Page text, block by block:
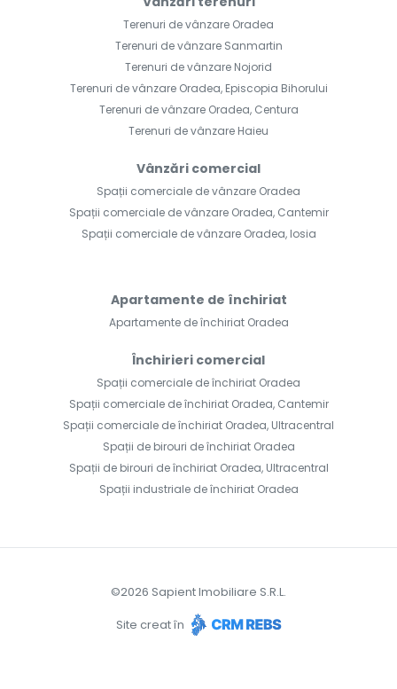
Terenuri de vânzare Oradea
Terenuri de vânzare Sanmartin
Terenuri de vânzare Nojorid
Terenuri de vânzare Oradea, Episcopia Bihorului
Terenuri de vânzare Oradea, Centura
Terenuri de vânzare Haieu
Vânzări comercial
Spații comerciale de vânzare Oradea
Spații comerciale de vânzare Oradea, Cantemir
Spații comerciale de vânzare Oradea, Iosia
Apartamente de închiriat
Apartamente de închiriat Oradea
Închirieri comercial
Spații comerciale de închiriat Oradea
Spații comerciale de închiriat Oradea, Cantemir
Spații comerciale de închiriat Oradea, Ultracentral
Spații de birouri de închiriat Oradea
Spații de birouri de închiriat Oradea, Ultracentral
Spații industriale de închiriat Oradea
©2026 Sapient Imobiliare S.R.L.
Site creat în